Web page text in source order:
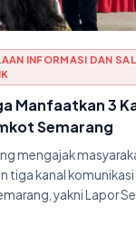
INFORMASI DAN
Manfaatkan 3
Semarang
mengajak
tiga kanal komunikasi
yakni Lapor
dan responsif